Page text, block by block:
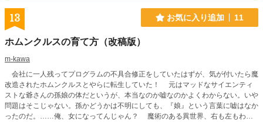
13 お気に入り追加 11
ホムンクルスの育て方（改稿版）
m-kawa
会社に一人残ってプログラムの不具合修正をしていたはずが、気が付いたら魔
改造されたホムンクルスとやらに転生していた！ 元はマッドなサイエンティ
ストな爺さんの孫娘の体だというが、本当なのか嘘なのかよくわからない。いや
問題はそこじゃない。孫かどうかは不明にしても、『娘』という言葉に嘘はなか
ったのだ。……俺、女になってんじゃん？ 魔術のある異世界、右も左もわか